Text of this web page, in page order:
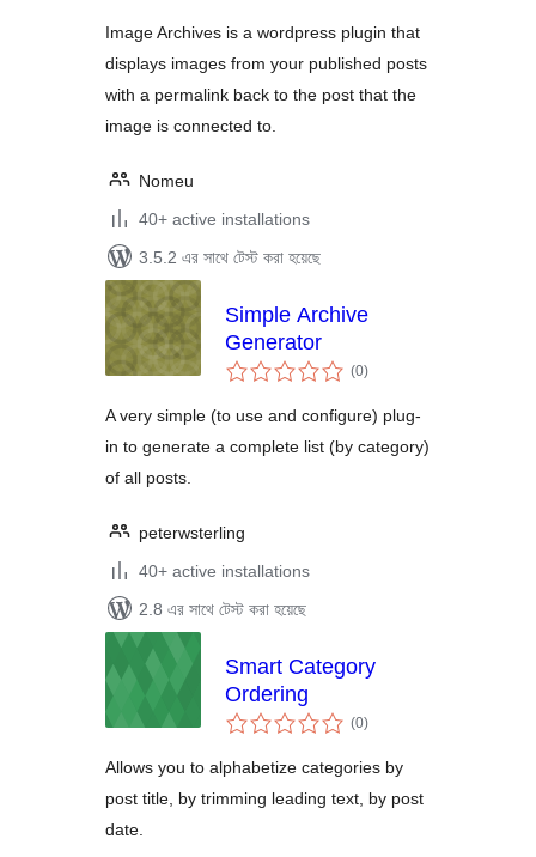
Image Archives is a wordpress plugin that
displays images from your published posts
with a permalink back to the post that the
image is connected to.
Nomeu
40+ active installations
3.5.2 এর সাথে টেস্ট করা হয়েছে
Simple Archive
Generator
(0total
ratings
)
A very simple (to use and configure) plug-
in to generate a complete list (by category)
of all posts.
peterwsterling
40+ active installations
2.8 এর সাথে টেস্ট করা হয়েছে
Smart Category
Ordering
(0total
ratings
)
Allows you to alphabetize categories by
post title, by trimming leading text, by post
date.